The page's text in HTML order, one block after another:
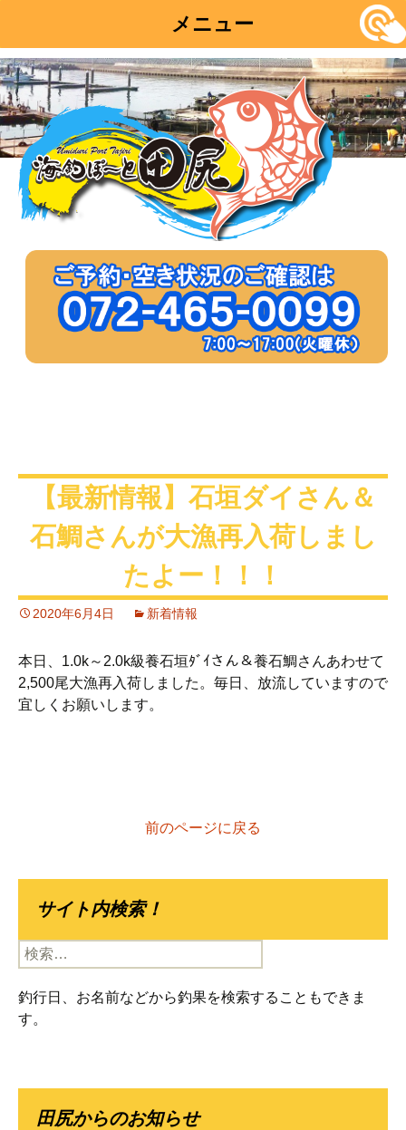
メニュー
コ
ン
テ
ン
ツ
【最新情報】石垣ダイさん＆
石鯛さんが大漁再入荷しまし
たよー！！！
2020年6月4日 新着情報
本日、1.0k～2.0k級養石垣ﾀﾞｲさん＆養石鯛さんあわせて
2,500尾大漁再入荷しました。毎日、放流していますので
宜しくお願いします。
前のページに戻る
サイト内検索！
検
索:
釣行日、お名前などから釣果を検索することもできま
す。
田尻からのお知らせ